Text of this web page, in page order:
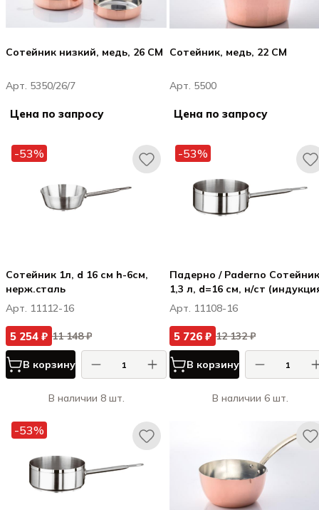
Сотейник низкий, медь, 26 CM
Арт. 5350/26/7
Цена по запросу
Сотейник, медь, 22 CM
Арт. 5500
Цена по запросу
-53%
Сотейник 1л, d 16 см h-6см,
нерж.cталь
Арт. 11112-16
5 254 ₽ 11 148 ₽
В корзину
В наличии 8 шт.
-53%
Падерно / Paderno Сотейник
1,3 л, d=16 см, н/ст
Арт. 11108-16
5 726 ₽ 12 132 ₽
В корзину
В наличии 6 шт.
-53%